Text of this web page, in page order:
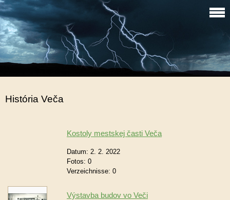
História Veča
Kostoly mestskej časti Veča
Datum: 2. 2. 2022
Fotos: 0
Verzeichnisse: 0
Výstavba budov vo Veči